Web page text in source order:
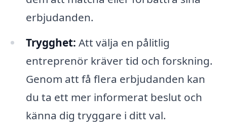
erbjudanden.
Trygghet: Att välja en pålitlig
entreprenör kräver tid och forskning.
Genom att få flera erbjudanden kan
du ta ett mer informerat beslut och
känna dig tryggare i ditt val.